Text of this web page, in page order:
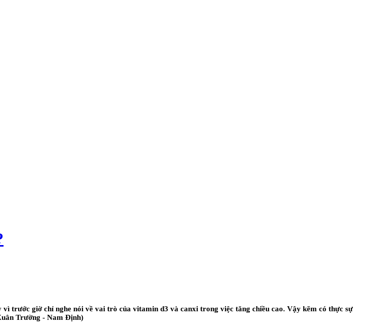
trước giờ chỉ nghe nói về vai trò của vitamin d3 và canxi trong việc tăng chiều cao. Vậy kẽm có thực sự
Trường - Nam Định)